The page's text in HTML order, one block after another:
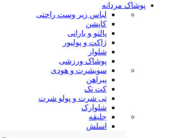
پوشاک مردانه
لباس زیر وست راحتی
کاپشن
پالتو و بارانی
ژاکت و پولیور
شلوار
پوشاک ورزشی
سویشرت و هودی
پیراهن
کت تک
تی شرت و پولو شرت
شلوارک
جلیقه
اسلش